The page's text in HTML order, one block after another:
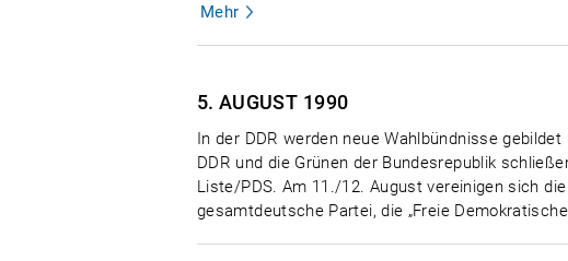
Mehr
5. AUGUST 1990
In der DDR werden neue Wahlbündnisse
DDR und die Grünen der Bundesrepublik
Liste/PDS. Am 11./12. August vereinigen sich
gesamtdeutsche Partei, die „Freie